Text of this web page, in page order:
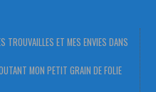
TROUVAILLES ET MES ENVIES DANS
MON PETIT GRAIN DE FOLIE